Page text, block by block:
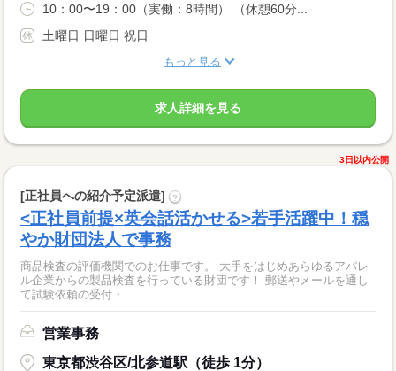
10：00〜19：00（実働：8時間） （休憩60分...
土曜日 日曜日 祝日
もっと見る
求人詳細を見る
3日以内公開
[正社員への紹介予定派遣] ?
<正社員前提×英会話活かせる>若手活躍中！穏
やか財団法人で事務
商品検査の評価機関でのお仕事です。 大手をはじめあらゆるアパレ
ル企業からの製品検査を行っている財団です！ 郵送やメールを通し
て試験依頼の受付・...
営業事務
東京都渋谷区/北参道駅（徒歩 1分）